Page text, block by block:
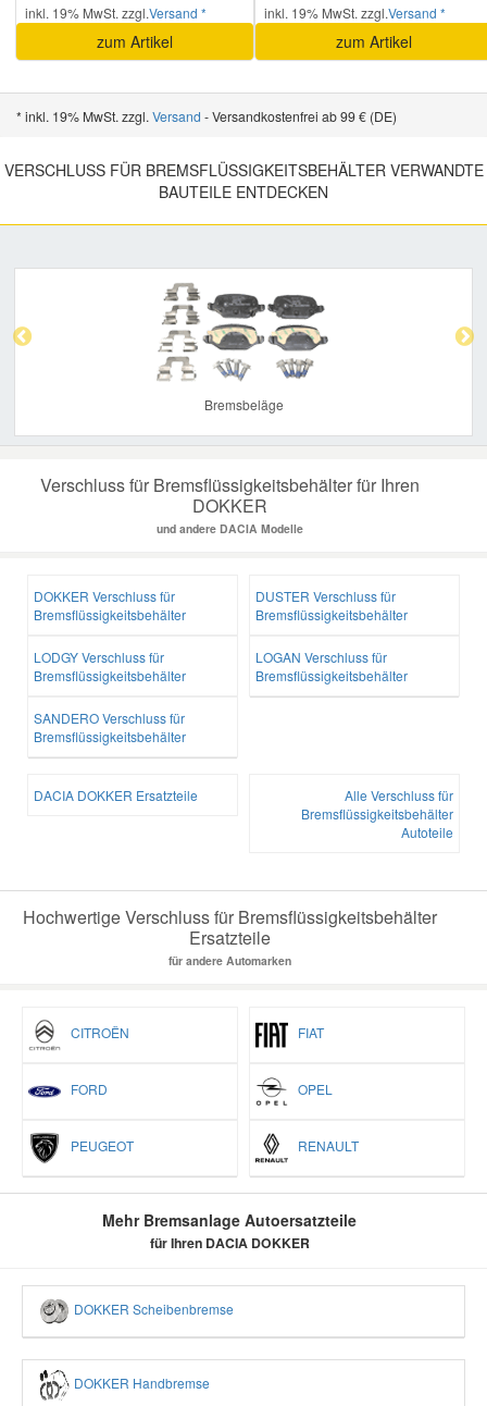
inkl. 19% MwSt. zzgl.Versand *
zum Artikel
inkl. 19% MwSt. zzgl.Versand *
zum Artikel
* inkl. 19% MwSt. zzgl. Versand - Versandkostenfrei ab 99 € (DE)
VERSCHLUSS FÜR BREMSFLÜSSIGKEITSBEHÄLTER VERWANDTE
BAUTEILE ENTDECKEN
Bremsbeläge
Verschluss für Bremsflüssigkeitsbehälter für Ihren
DOKKER
und andere DACIA Modelle
DOKKER Verschluss für
Bremsflüssigkeitsbehälter
DUSTER Verschluss für
Bremsflüssigkeitsbehälter
LODGY Verschluss für
Bremsflüssigkeitsbehälter
LOGAN Verschluss für
Bremsflüssigkeitsbehälter
SANDERO Verschluss für
Bremsflüssigkeitsbehälter
DACIA DOKKER Ersatzteile
Alle Verschluss für
Bremsflüssigkeitsbehälter
Autoteile
Hochwertige Verschluss für Bremsflüssigkeitsbehälter
Ersatzteile
für andere Automarken
CITROËN FIAT
FORD OPEL
PEUGEOT RENAULT
Mehr Bremsanlage Autoersatzteile
für Ihren DACIA DOKKER
DOKKER Scheibenbremse
DOKKER Handbremse